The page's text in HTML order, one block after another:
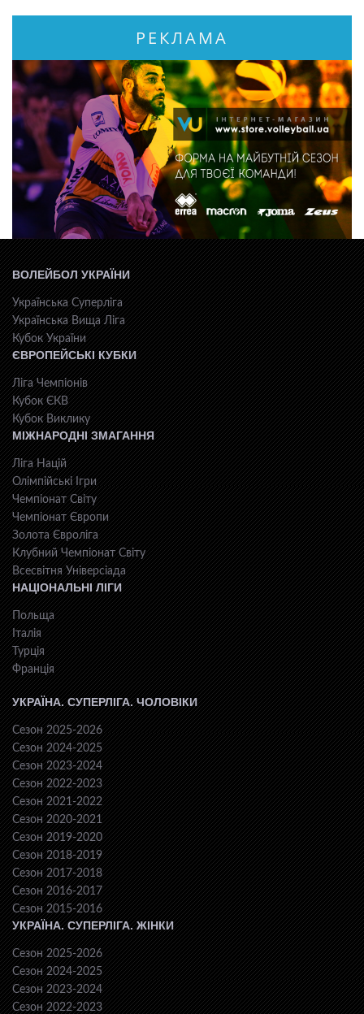
РЕКЛАМА
ВОЛЕЙБОЛ УКРАЇНИ
Українська Суперліга
Українська Вища Ліга
Кубок України
ЄВРОПЕЙСЬКІ КУБКИ
Ліга Чемпіонів
Кубок ЄКВ
Кубок Виклику
МІЖНАРОДНІ ЗМАГАННЯ
Ліга Націй
Олімпійські Ігри
Чемпіонат Світу
Чемпіонат Європи
Золота Євроліга
Клубний Чемпіонат Світу
Всесвiтня Унiверсiaда
НАЦІОНАЛЬНІ ЛІГИ
Польща
Італія
Турція
Франція
УКРАЇНА. СУПЕРЛІГА. ЧОЛОВІКИ
Сезон 2025-2026
Сезон 2024-2025
Сезон 2023-2024
Сезон 2022-2023
Сезон 2021-2022
Сезон 2020-2021
Сезон 2019-2020
Сезон 2018-2019
Сезон 2017-2018
Сезон 2016-2017
Сезон 2015-2016
УКРАЇНА. СУПЕРЛІГА. ЖІНКИ
Сезон 2025-2026
Сезон 2024-2025
Сезон 2023-2024
Сезон 2022-2023